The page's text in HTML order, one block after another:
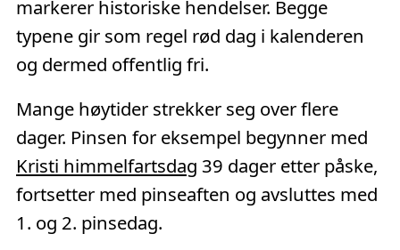
markerer historiske hendelser. Begge
typene gir som regel rød dag i kalenderen
og dermed offentlig fri.
Mange høytider strekker seg over flere
dager. Pinsen for eksempel begynner med
Kristi himmelfartsdag 39 dager etter påske,
fortsetter med pinseaften og avsluttes med
1. og 2. pinsedag.